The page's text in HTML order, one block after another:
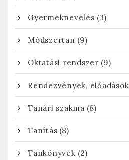
Gyermeknevelés (3)
Módszertan (9)
Oktatási rendszer (9)
Rendezvények, előadások
Tanári szakma (8)
Tanítás (8)
Tankönyvek (2)